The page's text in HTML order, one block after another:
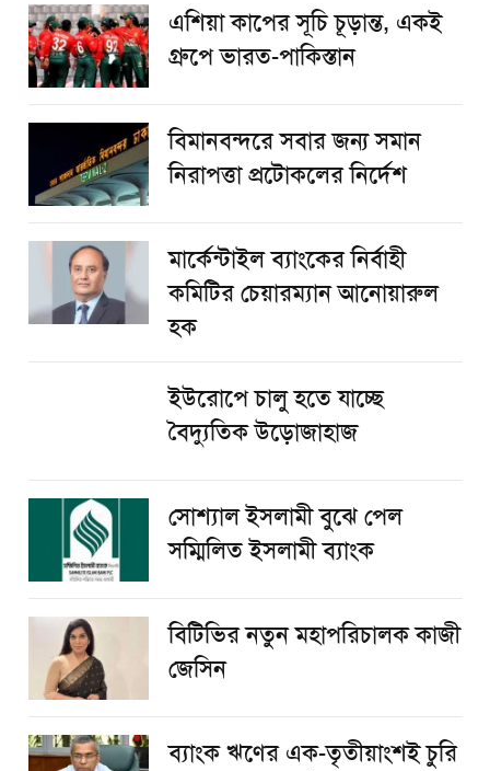
এশিয়া কাপের সূচি চূড়ান্ত, একই
গ্রুপে ভারত-পাকিস্তান
বিমানবন্দরে সবার জন্য সমান
নিরাপত্তা প্রটোকলের নির্দেশ
মার্কেন্টাইল ব্যাংকের নির্বাহী
কমিটির চেয়ারম্যান আনোয়ারুল
হক
ইউরোপে চালু হতে যাচ্ছে
বৈদ্যুতিক উড়োজাহাজ
সোশ্যাল ইসলামী বুঝে পেল
সম্মিলিত ইসলামী ব্যাংক
বিটিভির নতুন মহাপরিচালক কাজী
জেসিন
ব্যাংক ঋণের এক-তৃতীয়াংশই চুরি